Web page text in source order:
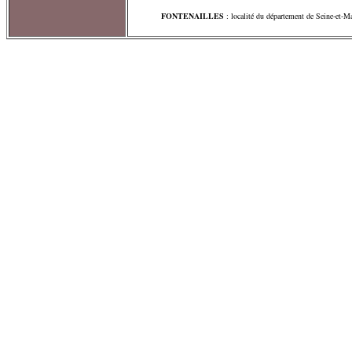
FONTENAILLES : localité du département de Seine-et-